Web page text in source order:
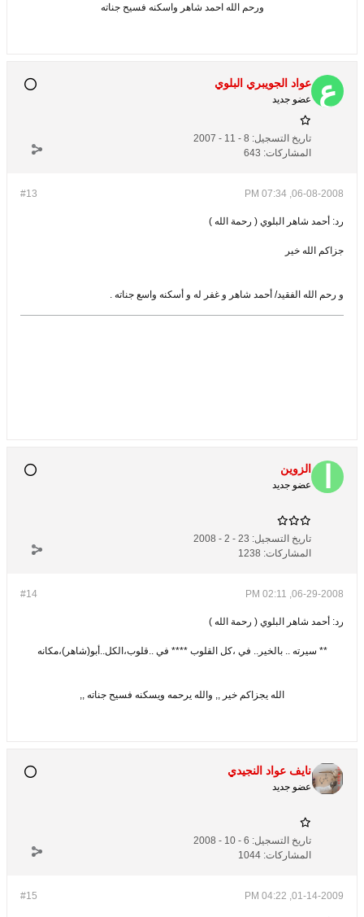
ورحم الله احمد شاهر واسكنه فسيح جناته
عواد الجويبري البلوي
عضو جديد
تاريخ التسجيل: 8 - 11 - 2007
المشاركات: 643
#13 06-08-2008, 07:34 PM
رد: أحمد شاهر البلوي ( رحمة الله )
جزاكم الله خير
و رحم الله الفقيد/ أحمد شاهر و غفر له و أسكنه واسع جناته .
الزوين
عضو جديد
تاريخ التسجيل: 23 - 2 - 2008
المشاركات: 1238
#14 06-29-2008, 02:11 PM
رد: أحمد شاهر البلوي ( رحمة الله )
** سيرته .. بالخير.. في ،كل القلوب **** في ..قلوب،الكل..أبو(شاهر)،مكانه
الله يجزاكم خير ,, والله يرحمه ويسكنه فسيح جناته ,,
نايف عواد النجيدي
عضو جديد
تاريخ التسجيل: 6 - 10 - 2008
المشاركات: 1044
#15 01-14-2009, 04:22 PM